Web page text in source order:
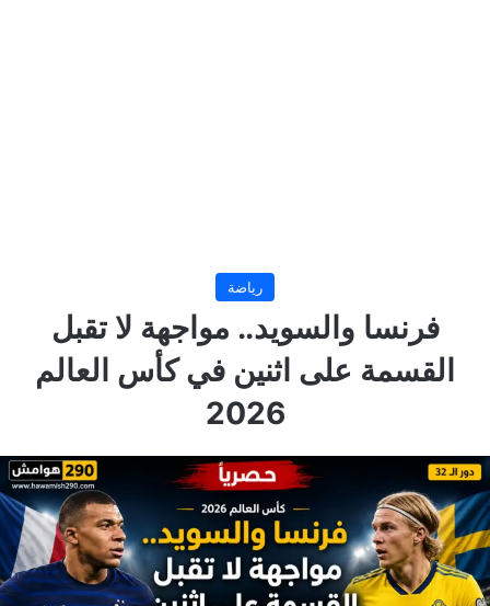
رياضة
فرنسا والسويد.. مواجهة لا تقبل
القسمة على اثنين في كأس العالم
2026